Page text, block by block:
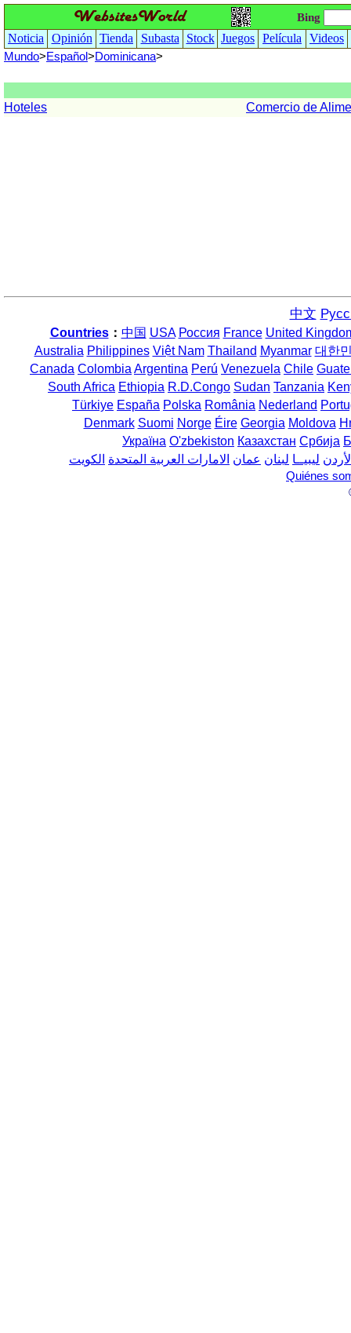
Bing
Noticia Opinión Tienda Subasta Stock Juegos Película Videos
Mundo>Español>Dominicana>
Hoteles Comercio de
中文
Countries： 中国 USA Россия France United
Australia Philippines Việt Nam Thailand Myanmar 대한
Canada Colombia Argentina Perú Venezuela Chile
South Africa Ethiopia R.D.Congo Sudan Tanzania
Türkiye España Polska România Nederland
Denmark Suomi Norge Éire Georgia Moldova
Україна O'zbekiston Казахстан Србија
ليبيــا لبنان عمان الامارات العربية المتحدة الكويت
Quiénes